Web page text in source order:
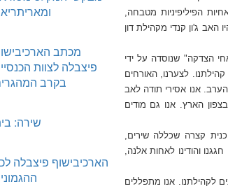
הפיליפיניות מטבחה,
האב ג'ון קנדי מקהילת דון
הצדקה" שנוסדה על ידי
לצערנו, האורחים
אנו אסירי תודה לאב
הארץ. אנו גם מודים
קצרה שכללה שירים,
והודינו לאחות אלנה,
לקהילתנו. אנו מתפללים
מכתב
פיצבלה לצוות
בקרב
שירה:
הארכיבישוף פיצבלה